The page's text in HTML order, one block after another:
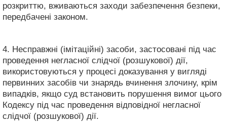
розкриттю, вживаються заходи забезпечення безпеки,
передбачені законом.
4. Несправжні (імітаційні) засоби, застосовані під час
проведення негласної слідчої (розшукової) дії,
використовуються у процесі доказування у вигляді
первинних засобів чи знарядь вчинення злочину, крім
випадків, якщо суд встановить порушення вимог цього
Кодексу під час проведення відповідної негласної
слідчої (розшукової) дії.